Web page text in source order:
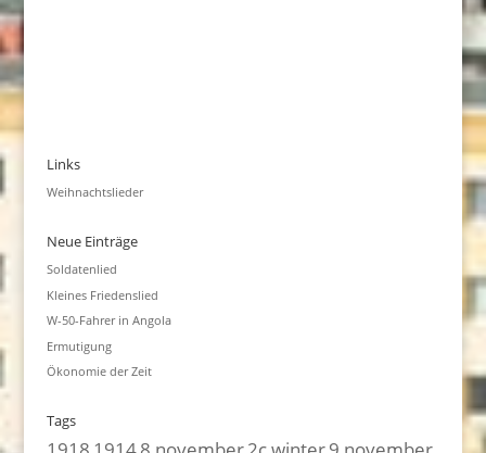
Links
Weihnachtslieder
Neue Einträge
Soldatenlied
Kleines Friedenslied
W-50-Fahrer in Angola
Ermutigung
Ökonomie der Zeit
Tags